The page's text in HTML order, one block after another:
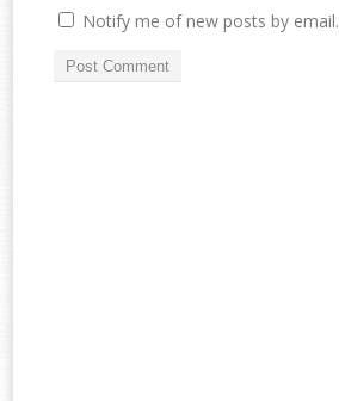
Notify me of new posts by email.